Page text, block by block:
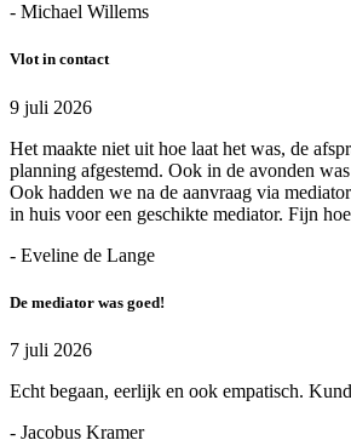
- Michael Willems
Vlot in contact
9 juli 2026
Het maakte niet uit hoe laat het was, de
planning afgestemd. Ook in de avonden
Ook hadden we na de aanvraag via
in huis voor een geschikte mediator. Fijn
- Eveline de Lange
De mediator was goed!
7 juli 2026
Echt begaan, eerlijk en ook empatisch.
- Jacobus Kramer